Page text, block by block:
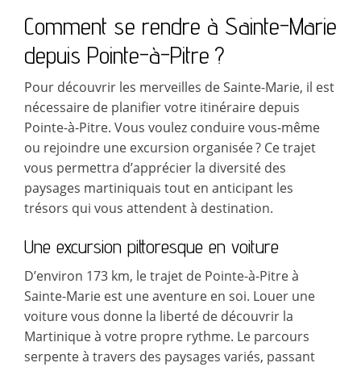
Comment se rendre à Sainte-Marie
depuis Pointe-à-Pitre ?
Pour découvrir les merveilles de Sainte-Marie, il est
nécessaire de planifier votre itinéraire depuis
Pointe-à-Pitre. Vous voulez conduire vous-même
ou rejoindre une excursion organisée ? Ce trajet
vous permettra d’apprécier la diversité des
paysages martiniquais tout en anticipant les
trésors qui vous attendent à destination.
Une excursion pittoresque en voiture
D’environ 173 km, le trajet de Pointe-à-Pitre à
Sainte-Marie est une aventure en soi. Louer une
voiture vous donne la liberté de découvrir la
Martinique à votre propre rythme. Le parcours
serpente à travers des paysages variés, passant